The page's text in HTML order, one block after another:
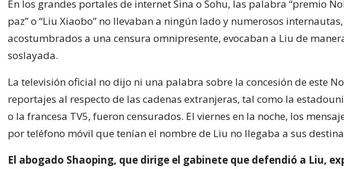
En los grandes portales de internet Sina o Sohu, las palabra “premio
paz” o “Liu Xiaobo” no llevaban a ningún lado y numerosos internautas,
acostumbrados a una censura omnipresente, evocaban a Liu de
soslayada.
La televisión oficial no dijo ni una palabra sobre la concesión de este
reportajes al respecto de las cadenas extranjeras, tal como la
o la francesa TV5, fueron censurados. El viernes en la noche, los
por teléfono móvil que tenían el nombre de Liu no llegaba a sus
El abogado Shaoping, que dirige el gabinete que defendió a Liu,